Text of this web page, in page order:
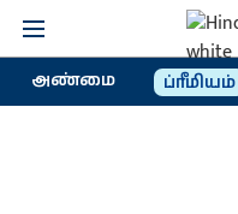
அண்மை ப்ரீமியம்